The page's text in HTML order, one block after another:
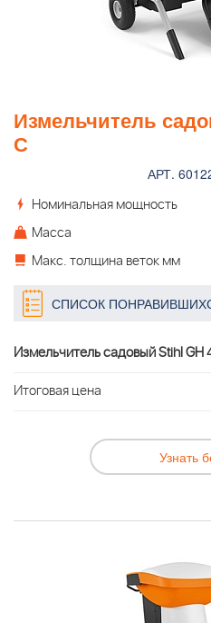
Измельчитель
С
АРТ.
Номинальная мощность
Масса
Макс. толщина веток мм
СПИСОК
Измельчитель садовый Stihl GH
Итоговая цена
Узнать